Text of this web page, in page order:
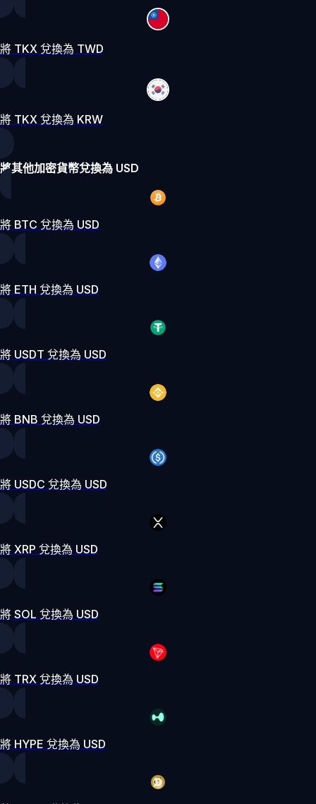
將 TKX 兌換為 TWD
將 TKX 兌換為 KRW
將其他加密貨幣兌換為 USD
將 BTC 兌換為 USD
將 ETH 兌換為 USD
將 USDT 兌換為 USD
將 BNB 兌換為 USD
將 USDC 兌換為 USD
將 XRP 兌換為 USD
將 SOL 兌換為 USD
將 TRX 兌換為 USD
將 HYPE 兌換為 USD